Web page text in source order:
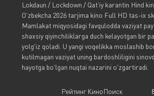
Lokdaun / Lockdown / Qat'iy karantin Hind
O'zbekcha 2026 tarjima kino Full HD tas-ix
Mamlakat miqyosidagi favqulodda vaziyat
shaxsiy qiyinchiliklarga duch kelayotgan bir
yolg'iz qoladi. U yangi voqelikka moslashib
kutilmagan vaziyat uning bardoshliligini
hayotga bo'lgan nuqtai nazarini o'zgartiradi.
Рейтинг КиноПоиск